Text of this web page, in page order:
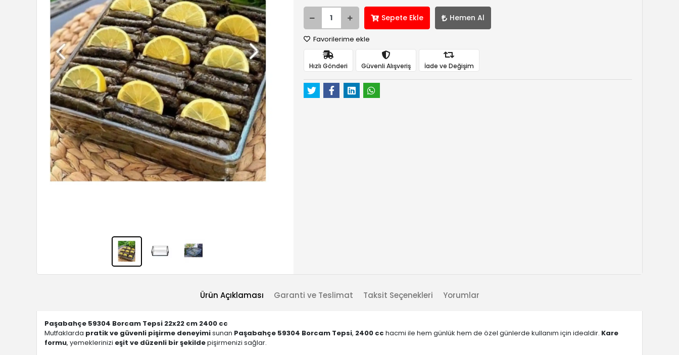
Sepete Ekle Hemen Al
Favorilerime ekle
Hızlı Gönderi Güvenli Alışveriş İade ve Değişim
Ürün Açıklaması Garanti ve Teslimat Taksit Seçenekleri Yorumlar
Paşabahçe 59304 Borcam Tepsi 22x22 cm 2400 cc
Mutfaklarda pratik ve güvenli pişirme deneyimisunan Paşabahçe 59304 Borcam Tepsi, 2400 cc hacmi ile hem günlük hem de özel günlerde kullanım için idealdir. Kare
formu, yemeklerinizi eşit ve düzenli bir şekildepişirmenizi sağlar.